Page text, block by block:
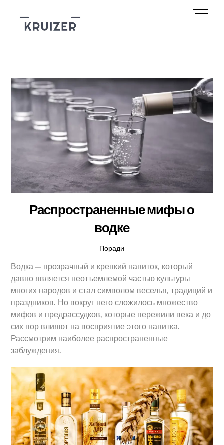
content
Распространенные мифы о
водке
Поради
Водка — прозрачный и крепкий напиток, который
давно является неотъемлемой частью культуры
многих народов и стал символом веселья, традиций и
праздников. Но вокруг него сложилось множество
мифов и предрассудков, которые пережили века и до
сих пор влияют на восприятие этого напитка.
Рассмотрим наиболее распространенные
заблуждения.